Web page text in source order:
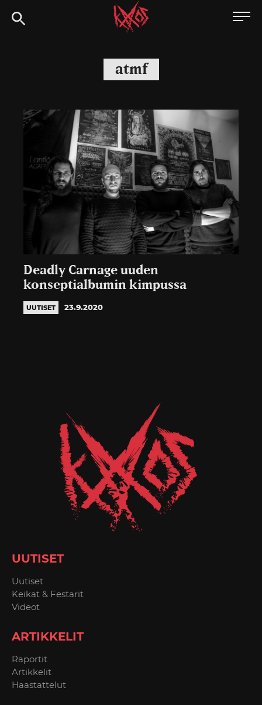
Siirry
suoraan
Kaaoszine
atmf
Deadly Carnage uuden
konseptialbumin kimpussa
UUTISET 23.9.2020
UUTISET
Uutiset
Keikat & Festarit
Videot
ARTIKKELIT
Raportit
Artikkelit
Haastattelut